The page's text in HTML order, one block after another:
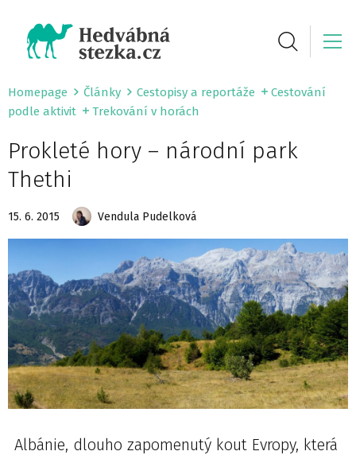
Homepage Články Cestopisy a reportáže
Cestování
podle aktivit
Trekování v horách
Prokleté hory – národní park
Thethi
15. 6. 2015 Vendula Pudelková
Albánie, dlouho zapomenutý kout Evropy, která